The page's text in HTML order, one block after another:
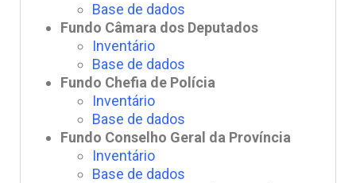
Base de dados
Fundo Câmara dos Deputados
Inventário
Base de dados
Fundo Chefia de Polícia
Inventário
Base de dados
Fundo Conselho Geral da Província
Inventário
Base de dados